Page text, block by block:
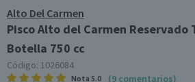
Alto Del Carmen
Pisco Alto del Carmen Reservado
Botella 750 cc
Código: 1026084
Nota 5.0 (9 comentarios)